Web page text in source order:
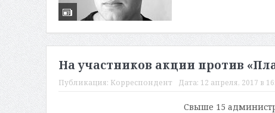
На участников акции против
Публикация: Корреспондент Дата: 12 апреля, 2017 в
Свыше 15